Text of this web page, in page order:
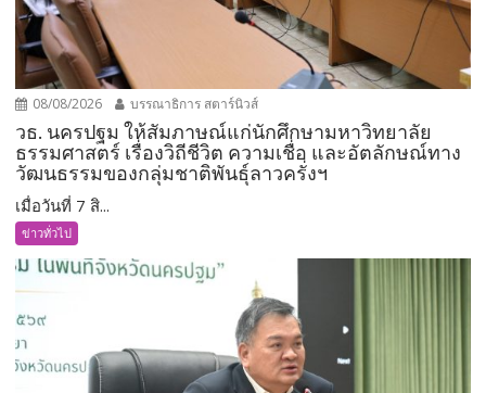
08/08/2026 บรรณาธิการ สตาร์นิวส์
วธ. นครปฐม ให้สัมภาษณ์แก่นักศึกษามหาวิทยาลัย
ธรรมศาสตร์ เรื่องวิถีชีวิต ความเชื่อ และอัตลักษณ์ทาง
วัฒนธรรมของกลุ่มชาติพันธุ์ลาวครั่งฯ
เมื่อวันที่ 7 สิ...
ข่าวทั่วไป